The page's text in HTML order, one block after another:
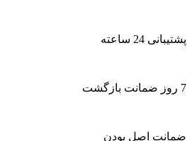
پشتیبانی 24 ساعته
7 روز ضمانت بازگشت
ضمانت اصل بودن